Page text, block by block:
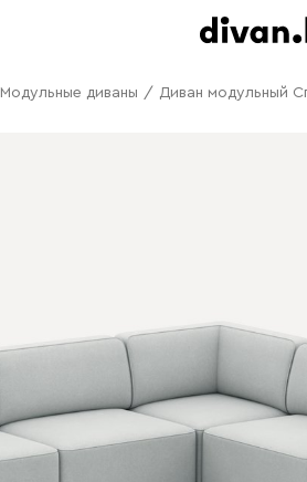
Модульные диваны / Диван модульный